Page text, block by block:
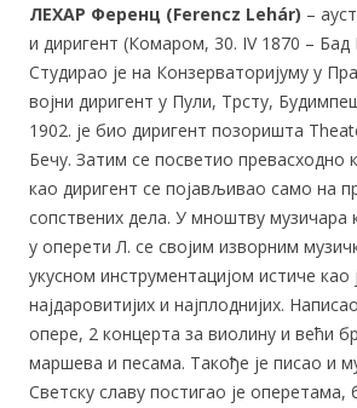
ЛЕХАР Ференц (Ferencz Lehár) –
и диригент (Комаром, 30. IV 1870 –
Студирао је на Конзерваторијуму у
војни диригент у Пули, Трсту,
1902. је био диригент позоришта
Бечу. Затим се посветио
као диригент се појављивао само на
сопствених дела. У мноштву музичара
у оперети Л. се својим изворним
укусном инструментацијом истиче као
најдаровитијих и најплоднијих.
опере, 2 концерта за виолину и већи
маршева и песама. Такође је писао и
Светску славу постигао је оперетама,